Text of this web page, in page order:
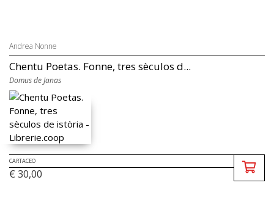
Andrea Nonne
Chentu Poetas. Fonne, tres sèculos d...
Domus de Janas
CARTACEO
€ 30,00